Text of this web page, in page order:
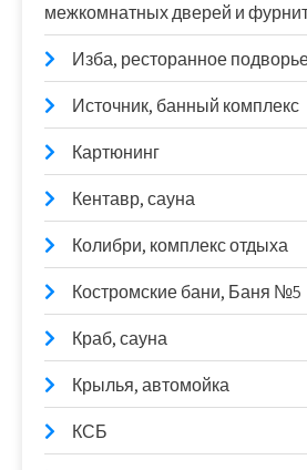
межкомнатных дверей и
Изба, ресторанное
Источник, банный комплекс
Картюнинг
Кентавр, сауна
Колибри, комплекс отдыха
Костромские бани, Баня №5
Краб, сауна
Крылья, автомойка
КСБ